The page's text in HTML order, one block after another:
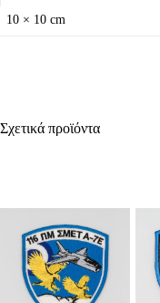
10 × 10 cm
Σχετικά προϊόντα